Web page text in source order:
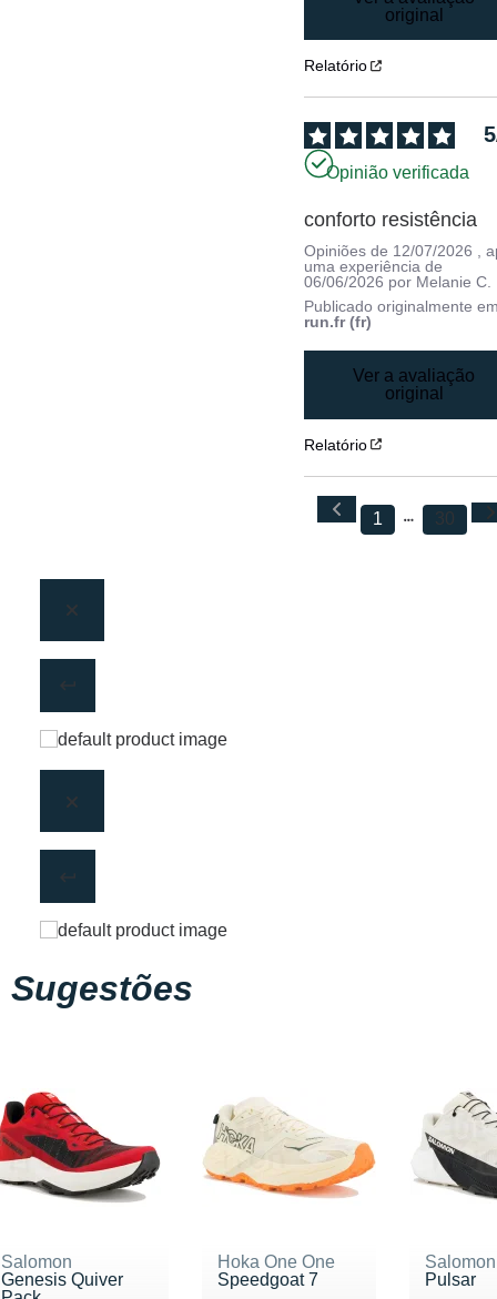
original
Relatório
5
Opinião verificada
conforto resistência
Opiniões de 12/07/2026 ,
uma experiência de
06/06/2026 por Melanie C.
Publicado originalmente
run.fr (fr)
Ver a avaliação
original
Relatório
1 30
Sugestões
Salomon
Genesis Quiver
Hoka One One
Speedgoat 7
Salomon
Pulsar